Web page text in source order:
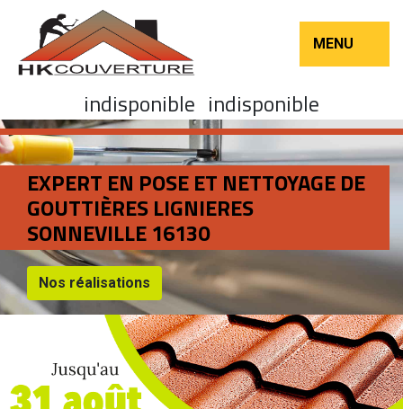
MENU
indisponible indisponible
EXPERT EN POSE ET NETTOYAGE DE
GOUTTIÈRES LIGNIERES
SONNEVILLE 16130
Nos réalisations